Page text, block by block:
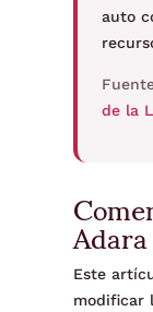
auto
de la
Este
modificar